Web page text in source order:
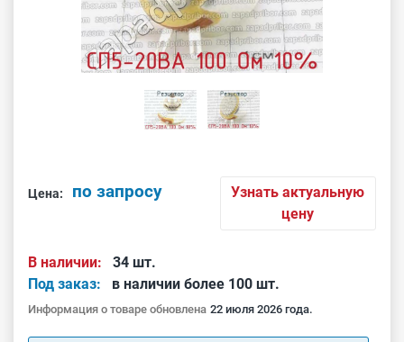
Цена: по запросу
Узнать актуальную
цену
В наличии:
34 шт.
Под заказ:
в наличии более 100 шт.
Информация о товаре обновлена 22 июля 2026 года.